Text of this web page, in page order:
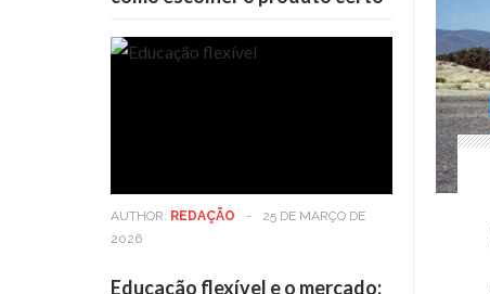
AUTHOR: REDAÇÃO -
25 DE MARÇO DE
2026
Educação flexível e o mercado: